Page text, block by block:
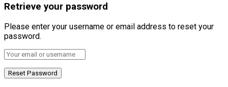
Retrieve your password
Please enter your username or email address to reset your
password.